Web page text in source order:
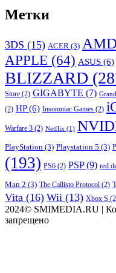
Метки
3DS (15) ACER (3) AMD
APPLE (64) ASUS (6)
BLIZZARD
Store (2) GIGABYTE (7)
(2) HP(6) Insomniac Games (2)
Warfare 3 (2) Netflix (1)
PlayStation (3) Playstation 5 (3)
(193) PS6 (2) PSP(9) red
Man 2 (3) The Callisto Protocol (2)
Vita (16) Wii (13) Xbox S
2024© SMIMEDIA.RU |
запрещено